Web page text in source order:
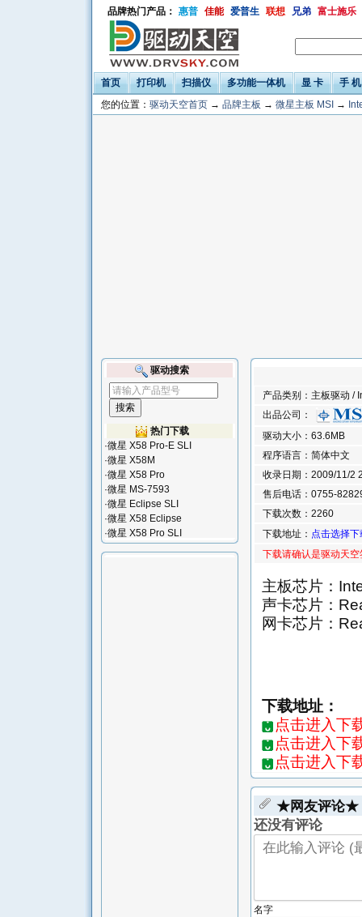
品牌热门产品： 惠普 佳能 爱普生 联想 兄弟 富士施乐
首页 打印机 扫描仪 多功能一体机 显 卡
手 机
您的位置： 驱动天空首页 → 品牌主板 → 微星主板 MSI →
产品类别：主板驱动 /
出品公司：
驱动大小：63.6MB
程序语言：简体中文
收录日期：2009/11/2
售后电话：0755-
下载次数：2260
下载地址： 点击选择
下载请确认是驱动天
主板芯片：
声卡芯片：
网卡芯片：
下载地址：
点击进入下
点击进入下
点击进入下
★网友评论★
还没有评论
名字
驱动搜索
热门下载
·微星 X58 Pro-E SLI
·微星 X58M
·微星 X58 Pro
·微星 MS-7593
·微星 Eclipse SLI
·微星 X58 Eclipse
·微星 X58 Pro SLI